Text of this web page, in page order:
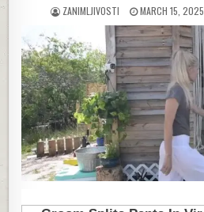
AUTHOR:
ZANIMLJIVOSTI
PUBLISHED
DATE:
MARCH 15, 2025